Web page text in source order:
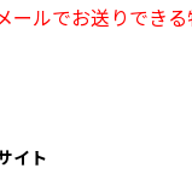
ールでお送りでき
イト